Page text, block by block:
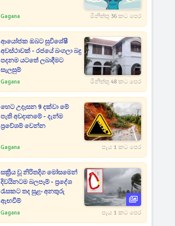
Gagana මිනිත්තු 36 කට පෙර
ආයෝජක ඔබට සුවිශේෂී
අවස්ථාවක් - රජයේ බංගලා බදු
පදනම යටතේ ලබාදීමට
සැලසුම්
Gagana මිනිත්තු 48 කට පෙර
හෙට උදෑසන 9 දක්වා මේ
පැති අවදානමේ - දැන්ම
ප්‍රවේශම් වෙන්න
Gagana පැය 1 කට පෙර
සක්‍රීය වූ නිරිතදිග මෝසමෙන්
දිවයිනටම බලපෑම් - ප්‍රදේශ
රැසකට තද සුළං අනතුරු
ඇඟවීම්
Gagana පැය 1 කට පෙර